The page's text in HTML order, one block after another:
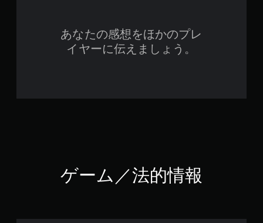
あなたの感想をほかのプレ
イヤーに伝えましょう。
ゲーム／法的情報